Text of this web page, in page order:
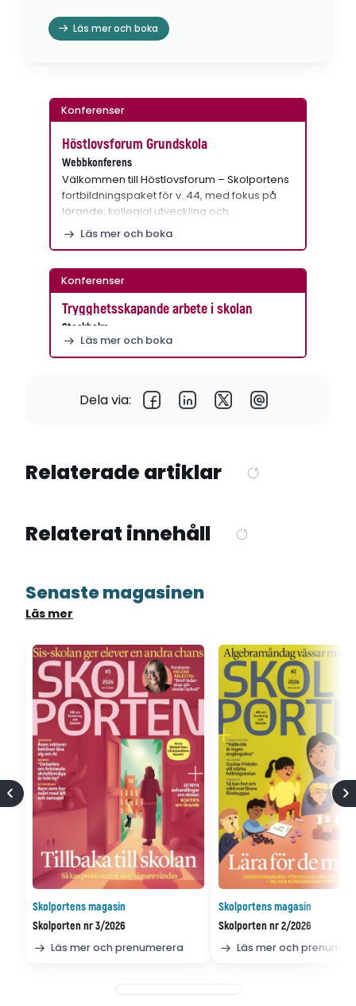
Läs mer och boka
Konferenser
Höstlovsforum Grundskola
Webbkonferens
Välkommen till Höstlovsforum – Skolportens
fortbildningspaket för v. 44, med fokus på
lärande, kollegial utveckling och…
Läs mer och boka
Konferenser
Trygghetsskapande arbete i skolan
Stockholm
Läs mer och boka
Dela via:
Relaterade artiklar
Relaterat innehåll
Senaste magasinen
Läs mer
Skolportens magasin
Skolporten nr 3/2026
Läs mer och prenumerera
Skolportens magasin
Skolporten nr 2/2026
Läs mer och